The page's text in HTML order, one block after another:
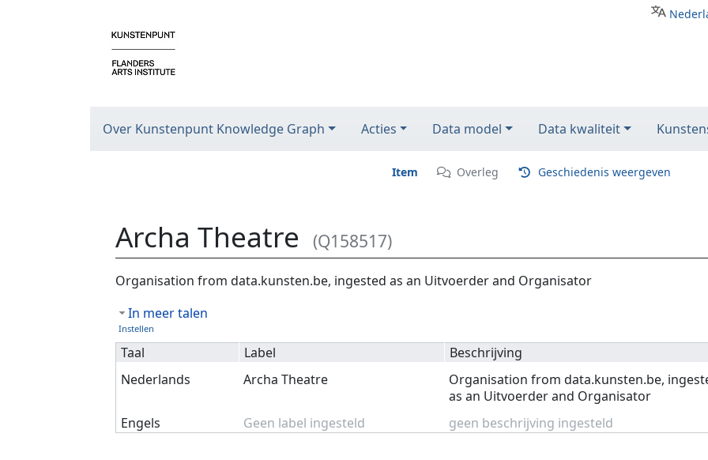
Over Kunstenpunt Knowledge Graph Acties Data model Data kwaliteit
Item Overleg Geschiedenis weergeven
Archa Theatre (Q158517)
Ga naar:navigatie,zoeken
Organisation from data.kunsten.be, ingested as an Uitvoerder and Organisator
In meer talen
Instellen
Taal Label
Beschrijving
Nederlands
Archa Theatre
Organisation from data.kunsten.be,
as an Uitvoerder and Organisator
Engels
Geen label ingesteld geen beschrijving ingesteld